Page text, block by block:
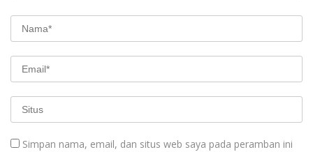
Simpan nama, email, dan situs web saya pada peramban ini